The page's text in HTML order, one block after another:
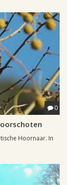
0
Hoornaar. In